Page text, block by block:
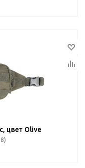
цвет Olive